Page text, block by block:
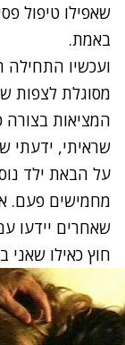
שאפילו טיפול
באמת.
ועכשיו התחילה
מסוגלת לצפות
המציאות בצורה
שראיתי, ידעתי
על הבאת ילד
מחמישים פעם.
שאחרים יידעו
חוץ כאילו